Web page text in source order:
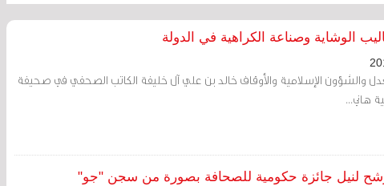
الوشاية وصناعة الكراهية في الدولة
والشؤون الإسلامية والأوقاف خالد بن علي آل خليفة الكاتب الصحفي في صحيفة
هاني...
لنيل جائزة حكومية للصحافة بصورة من سجن "جو"